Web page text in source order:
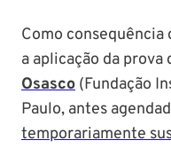
Como consequência
a aplicação da prova
Osasco (Fundação
Paulo, antes
temporariamente